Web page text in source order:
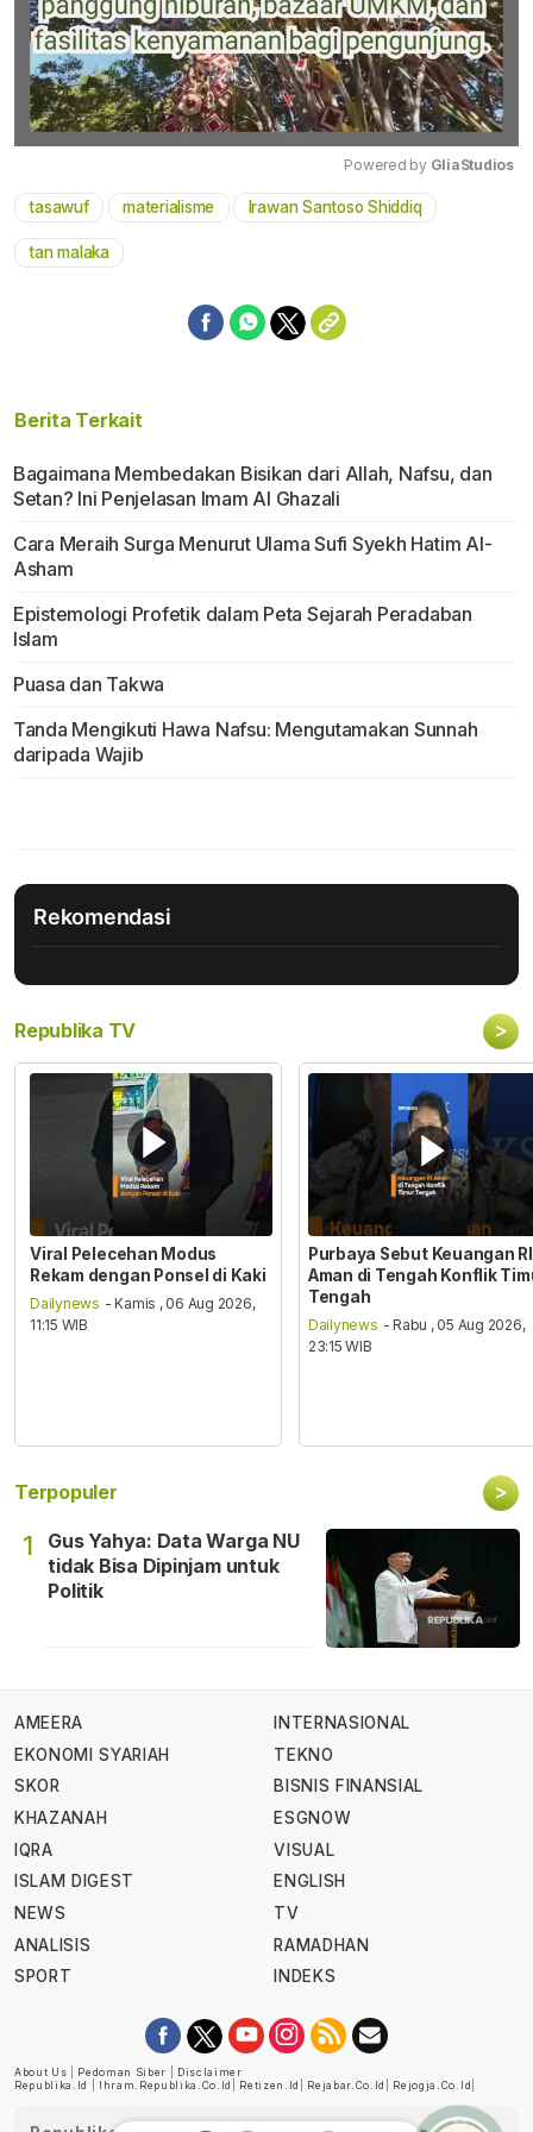
Mute
Powered by GliaStudios
tasawuf materialisme Irawan Santoso Shiddiq
tan malaka
Berita Terkait
Bagaimana Membedakan Bisikan dari Allah, Nafsu, dan
Setan? Ini Penjelasan Imam Al Ghazali
Cara Meraih Surga Menurut Ulama Sufi Syekh Hatim Al-
Asham
Epistemologi Profetik dalam Peta Sejarah Peradaban
Islam
Puasa dan Takwa
Tanda Mengikuti Hawa Nafsu: Mengutamakan Sunnah
daripada Wajib
Rekomendasi
Republika TV >
Viral Pelecehan Modus
Rekam dengan Ponsel di Kaki
Dailynews - Kamis , 06 Aug 2026,
11:15 WIB
Purbaya Sebut Keuangan RI
Aman di Tengah Konflik
Tengah
Dailynews - Rabu , 05 Aug 2026,
23:15 WIB
Terpopuler >
1
Gus Yahya: Data Warga NU
tidak Bisa Dipinjam untuk
Politik
AMEERA
EKONOMI SYARIAH
SKOR
KHAZANAH
IQRA
ISLAM DIGEST
NEWS
ANALISIS
SPORT
INTERNASIONAL
TEKNO
BISNIS FINANSIAL
ESGNOW
VISUAL
ENGLISH
TV
RAMADHAN
INDEKS
About Us Pedoman Siber
Disclaimer
Republika.id
Ihram.republika.co.id Retizen.id Rejabar.co.id Rejogja.co.id